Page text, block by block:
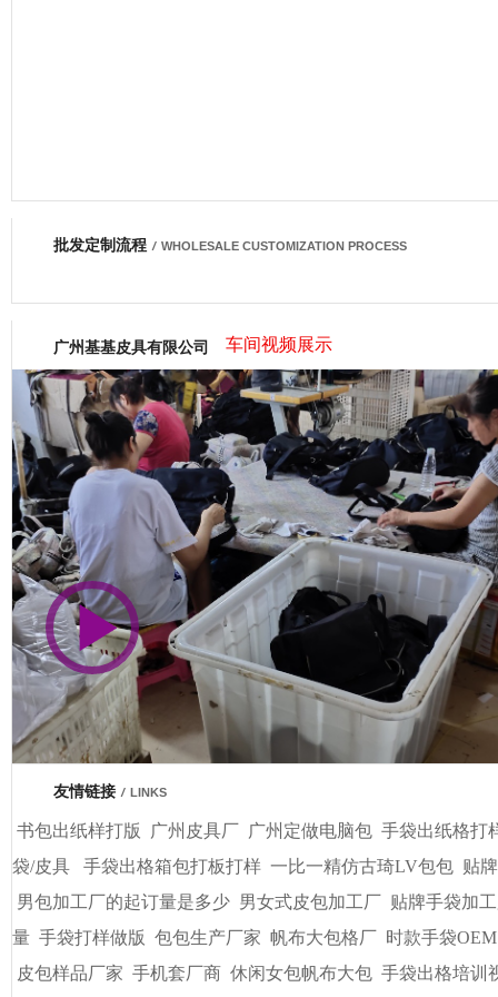
网商会会员
市商会会员单位
批发定制流程 / WHOLESALE CUSTOMIZATION PROCESS
广州基基皮具有限公司 车间视频展示